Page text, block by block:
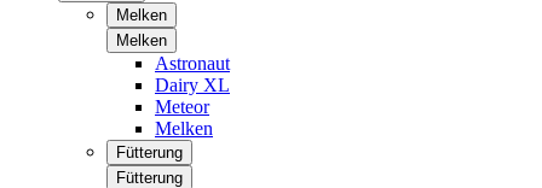
Melken
Melken
Astronaut
Dairy XL
Meteor
Melken
Fütterung
Fütterung